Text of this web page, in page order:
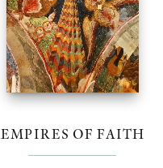
EMPIRES OF FAITH